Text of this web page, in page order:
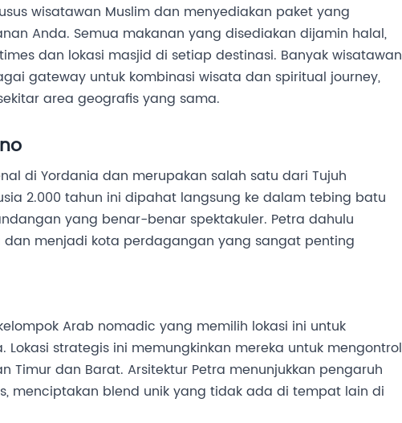
wisatawan Muslim dan menyediakan paket yang
Anda. Semua makanan yang disediakan dijamin halal,
dan lokasi masjid di setiap destinasi. Banyak wisatawan
gateway untuk kombinasi wisata dan spiritual journey,
area geografis yang sama.
di Yordania dan merupakan salah satu dari Tujuh
2.000 tahun ini dipahat langsung ke dalam tebing batu
yang benar-benar spektakuler. Petra dahulu
menjadi kota perdagangan yang sangat penting
Arab nomadic yang memilih lokasi ini untuk
strategis ini memungkinkan mereka untuk mengontrol
dan Barat. Arsitektur Petra menunjukkan pengaruh
menciptakan blend unik yang tidak ada di tempat lain di